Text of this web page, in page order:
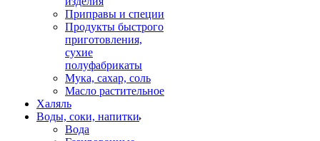
Приправы и специи
Продукты быстрого
приготовления,
сухие
полуфабрикаты
Мука, сахар, соль
Масло растительное
Халяль
Воды, соки, напитки
Вода